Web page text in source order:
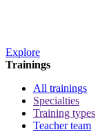
Explore
Trainings
All trainings
Specialties
Training types
Teacher team